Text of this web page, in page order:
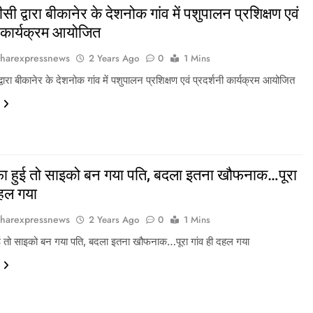
द्वारा बीकानेर के देशनोक गांव में पशुपालन प्रशिक्षण एवं
कार्यक्रम आयोजित
2 Years Ago 0
1 Mins
बीकानेर के देशनोक गांव में पशुपालन प्रशिक्षण एवं प्रदर्शनी कार्यक्रम आयोजित
हुई तो साइको बन गया पति, बदला इतना खौफनाक…पूरा
गया
2 Years Ago 0
1 Mins
तो साइको बन गया पति, बदला इतना खौफनाक…पूरा गांव ही दहल गया